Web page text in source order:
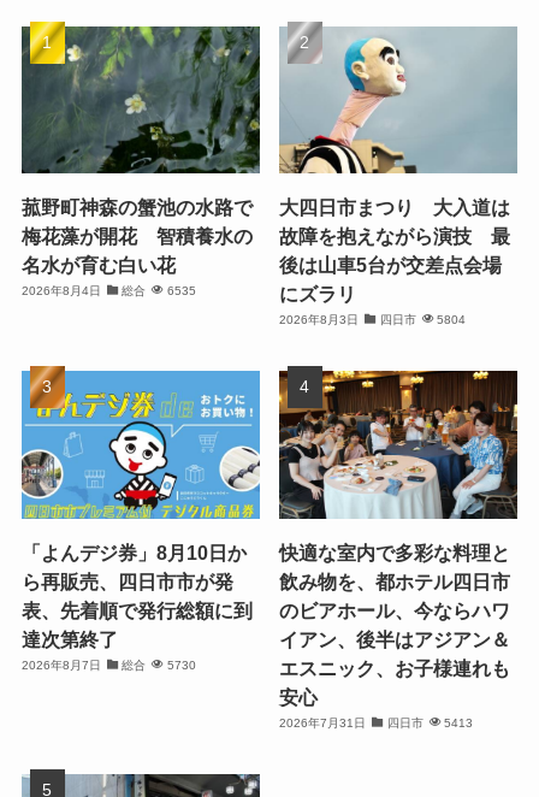
菰野町神森の蟹池の水路で
梅花藻が開花 智積養水の
名水が育む白い花
2026年8月4日 総合 6535
大四日市まつり 大入道は
故障を抱えながら演技 最
後は山車5台が交差点会場
にズラリ
2026年8月3日 四日市 5804
「よんデジ券」8月10日か
ら再販売、四日市市が発
表、先着順で発行総額に到
達次第終了
2026年8月7日 総合 5730
快適な室内で多彩な料理と
飲み物を、都ホテル四日市
のビアホール、今ならハワ
イアン、後半はアジアン＆
エスニック、お子様連れも
安心
2026年7月31日 四日市 5413